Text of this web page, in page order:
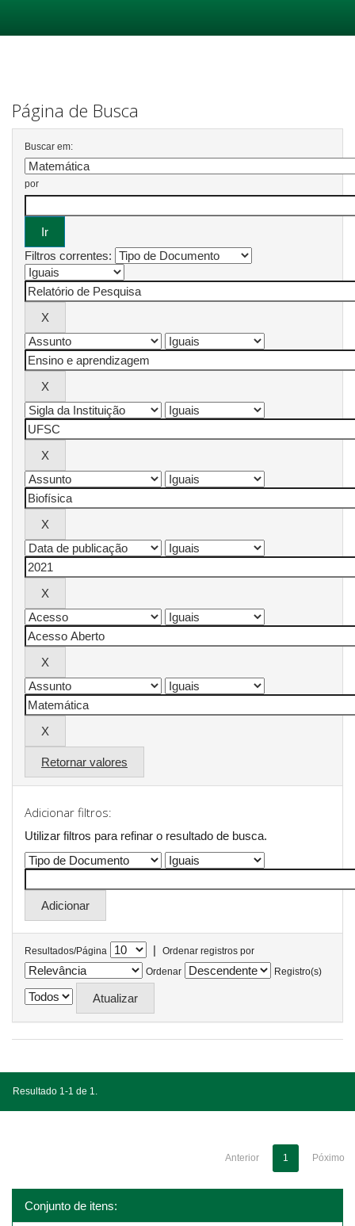
Página de Busca
Buscar em:
por
Filtros correntes:
Retornar valores
Adicionar filtros:
Utilizar filtros para refinar o resultado de busca.
Resultados/Página |
Ordenar registros por
Ordenar
Registro(s)
Resultado 1-1 de 1.
Anterior 1 Póximo
Conjunto de itens: